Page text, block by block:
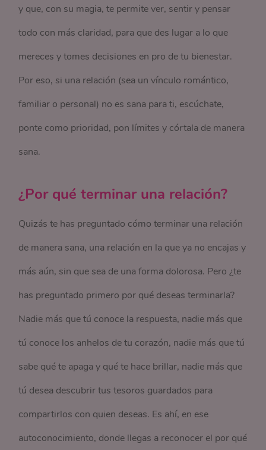
y que, con su magia, te permite ver, sentir y pensar
todo con más claridad, para que des lugar a lo que
mereces y tomes decisiones en pro de tu bienestar.
Por eso, si una relación (sea un vínculo romántico,
familiar o personal) no es sana para ti, escúchate,
ponte como prioridad, pon límites y córtala de manera
sana.
¿Por qué terminar una relación?
Quizás te has preguntado cómo terminar una relación
de manera sana, una relación en la que ya no encajas y
más aún, sin que sea de una forma dolorosa. Pero ¿te
has preguntado primero por qué deseas terminarla?
Nadie más que tú conoce la respuesta, nadie más que
tú conoce los anhelos de tu corazón, nadie más que tú
sabe qué te apaga y qué te hace brillar, nadie más que
tú desea descubrir tus tesoros guardados para
compartirlos con quien deseas. Es ahí, en ese
autoconocimiento, donde llegas a reconocer el por qué